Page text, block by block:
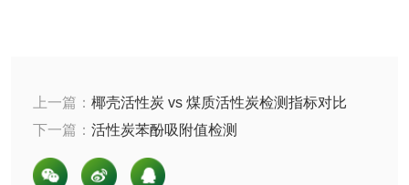
上一篇： 椰壳活性炭 vs 煤质活性炭检测指标对比
下一篇： 活性炭苯酚吸附值检测
墨检测
陶瓷颜料检测
玻璃画颜料检测